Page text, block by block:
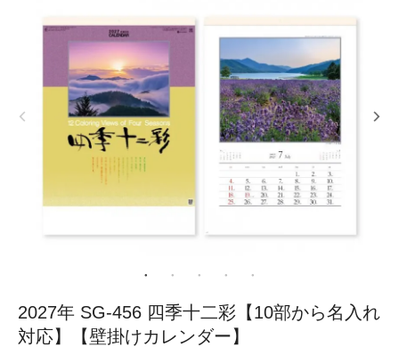
2027年 SG-456 四季十二彩【10部から名入れ
対応】【壁掛けカレンダー】